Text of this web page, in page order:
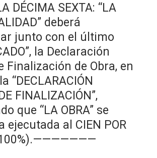
DÉCIMA SEXTA: “LA
deberá
junto con el último
la Declaración
Finalización de Obra, en
“DECLARACIÓN
FINALIZACIÓN”,
que “LA OBRA” se
ejecutada al CIEN POR